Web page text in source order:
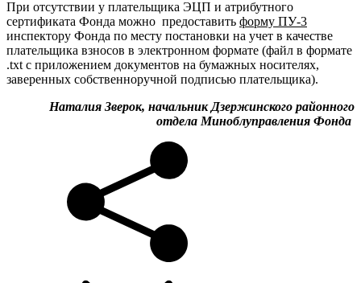
При отсутствии у плательщика ЭЦП и атрибутного
сертификата Фонда можно предоставить форму ПУ-3
инспектору Фонда по месту постановки на учет в качестве
плательщика взносов в электронном формате (файл в формате
.txt с приложением документов на бумажных носителях,
заверенных собственноручной подписью плательщика).
Наталия Зверок, начальник Дзержинского районного
отдела Миноблуправления Фонда